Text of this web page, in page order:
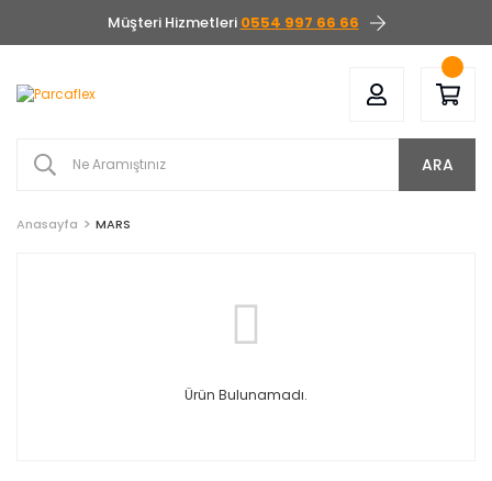
Müşteri Hizmetleri 0554 997 66 66
ARA
Anasayfa MARS
Ürün Bulunamadı.